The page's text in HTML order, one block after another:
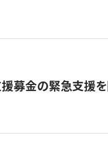
募金の緊急支援